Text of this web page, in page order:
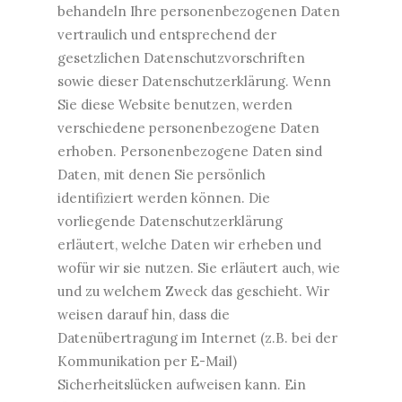
behandeln Ihre personenbezogenen Daten
vertraulich und entsprechend der
gesetzlichen Datenschutzvorschriften
sowie dieser Datenschutzerklärung. Wenn
Sie diese Website benutzen, werden
verschiedene personenbezogene Daten
erhoben. Personenbezogene Daten sind
Daten, mit denen Sie persönlich
identifiziert werden können. Die
vorliegende Datenschutzerklärung
erläutert, welche Daten wir erheben und
wofür wir sie nutzen. Sie erläutert auch, wie
und zu welchem Zweck das geschieht. Wir
weisen darauf hin, dass die
Datenübertragung im Internet (z.B. bei der
Kommunikation per E-Mail)
Sicherheitslücken aufweisen kann. Ein